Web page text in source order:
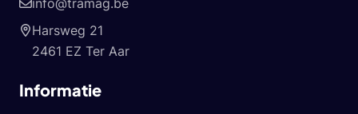
info@tramag.be
Harsweg 21
2461 EZ Ter Aar
Informatie